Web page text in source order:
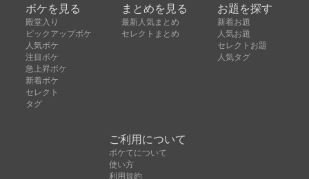
ボケを見る
殿堂入り
ピックアップボケ
人気ボケ
注目ボケ
急上昇ボケ
新着ボケ
セレクト
タグ
まとめを見る
最新人気まとめ
セレクトまとめ
お題を探す
新着お題
人気お題
セレクトお題
人気タグ
ご利用について
ボケてについて
使い方
利用規約